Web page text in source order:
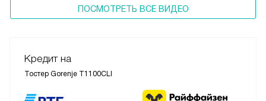
ПОСМОТРЕТЬ ВСЕ ВИДЕО
Кредит на
Тостер Gorenje T1100CLI